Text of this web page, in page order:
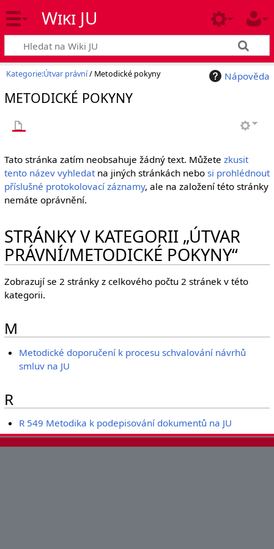
Wiki JU
Nápověda
Kategorie:Útvar právní/ Metodické pokyny
METODICKÉ POKYNY
Tato stránka zatím neobsahuje žádný text. Můžete zkusit
tento název vyhledatna jiných stránkách nebo si prohlédnout
příslušné protokolovací záznamy, ale na založení této stránky
nemáte oprávnění.
STRÁNKY V KATEGORII „ÚTVAR
PRÁVNÍ/METODICKÉ POKYNY“
Zobrazují se 2 stránky z celkového počtu 2 stránek v této
kategorii.
M
Metodické doporučení k procesu schvalování návrhů
smluv na JU
R
R 549 Metodika k podepisování dokumentů na JU